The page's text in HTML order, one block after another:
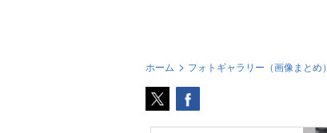
ホーム フォトギャラリー（画像まとめ）